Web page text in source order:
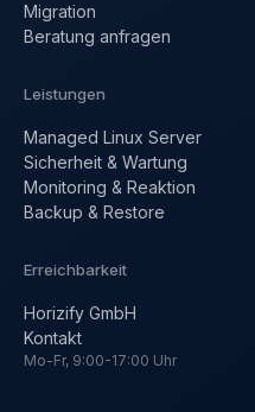
Migration
Beratung anfragen
Leistungen
Managed Linux Server
Sicherheit & Wartung
Monitoring & Reaktion
Backup & Restore
Erreichbarkeit
Horizify GmbH
Kontakt
Mo-Fr, 9:00-17:00 Uhr